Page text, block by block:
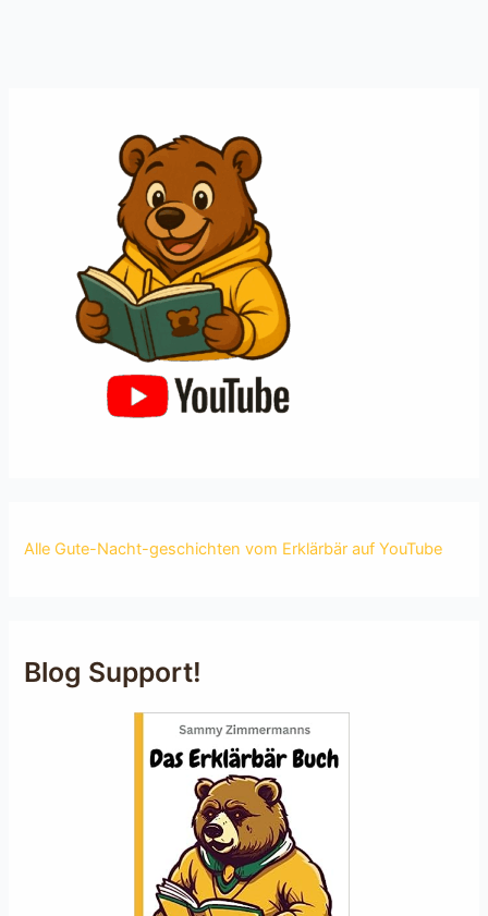
Alle Gute-Nacht-geschichten vom Erklärbär auf YouTube
Blog Support!